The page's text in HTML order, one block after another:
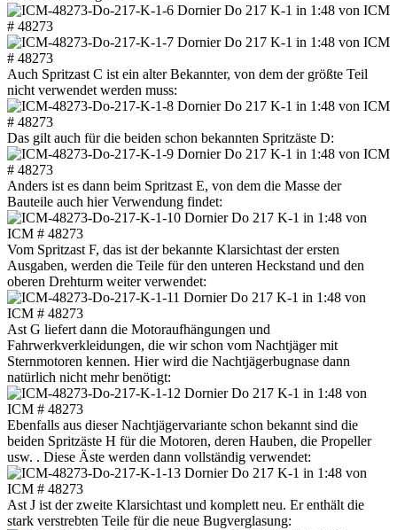
Auch Spritzast C ist ein alter Bekannter, von dem der größte Teil
nicht verwendet werden muss:
Das gilt auch für die beiden schon bekannten Spritzäste D:
Anders ist es dann beim Spritzast E, von dem die Masse der
Bauteile auch hier Verwendung findet:
Vom Spritzast F, das ist der bekannte Klarsichtast der ersten
Ausgaben, werden die Teile für den unteren Heckstand und den
oberen Drehturm weiter verwendet:
Ast G liefert dann die Motoraufhängungen und
Fahrwerkverkleidungen, die wir schon vom Nachtjäger mit
Sternmotoren kennen. Hier wird die Nachtjägerbugnase dann
natürlich nicht mehr benötigt:
Ebenfalls aus dieser Nachtjägervariante schon bekannt sind die
beiden Spritzäste H für die Motoren, deren Hauben, die Propeller
usw. . Diese Äste werden dann vollständig verwendet:
Ast J ist der zweite Klarsichtast und komplett neu. Er enthält die
stark verstrebten Teile für die neue Bugverglasung: